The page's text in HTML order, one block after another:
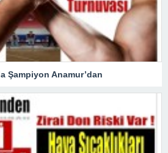
Şampiyon Anamur’dan